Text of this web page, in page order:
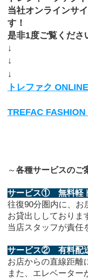
当社オンラインサ
す！
是非1度ご覧くださ
↓
↓
↓
トレファク ONLINE
TREFAC FASHION
～各種サービスのご
サービス①　無料軽
往復90分圏内に、お
お貸出ししておりま
当店スタッフが責任
サービス②　有料配
お店からの直線距離
また、エレベーター